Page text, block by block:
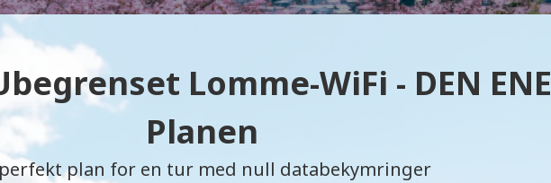
Lomme-WiFi - DEN ENE
Planen
plan for en tur med null databekymringer